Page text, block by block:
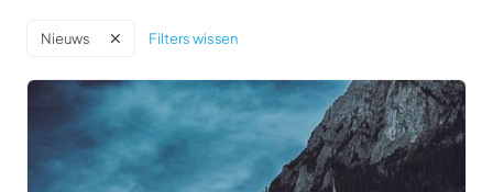
Nieuws Filters wissen